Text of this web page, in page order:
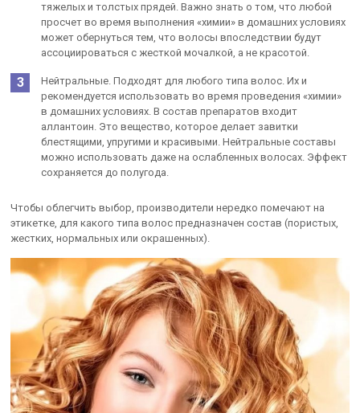
тяжелых и толстых прядей. Важно знать о том, что любой
просчет во время выполнения «химии» в домашних условиях
может обернуться тем, что волосы впоследствии будут
ассоциироваться с жесткой мочалкой, а не красотой.
Нейтральные. Подходят для любого типа волос. Их и
рекомендуется использовать во время проведения «химии»
в домашних условиях. В состав препаратов входит
аллантоин. Это вещество, которое делает завитки
блестящими, упругими и красивыми. Нейтральные составы
можно использовать даже на ослабленных волосах. Эффект
сохраняется до полугода.
Чтобы облегчить выбор, производители нередко помечают на
этикетке, для какого типа волос предназначен состав (пористых,
жестких, нормальных или окрашенных).